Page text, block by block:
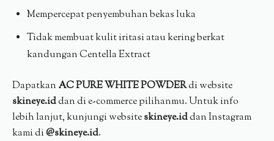
Mempercepat penyembuhan bekas luka
Tidak membuat kulit iritasi atau kering berkat
kandungan Centella Extract
Dapatkan AC PURE WHITE POWDERdi website
skineye.iddan di e-commerce pilihanmu. Untuk info
lebih lanjut, kunjungi websiteskineye.iddan Instagram
kami di@skineye.id.